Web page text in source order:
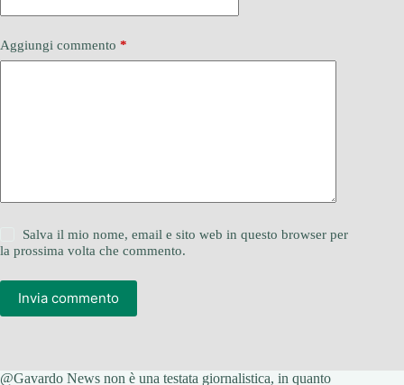
Aggiungi commento *
Salva il mio nome, email e sito web in questo browser per
la prossima volta che commento.
Invia commento
@Gavardo News non è una testata giornalistica, in quanto